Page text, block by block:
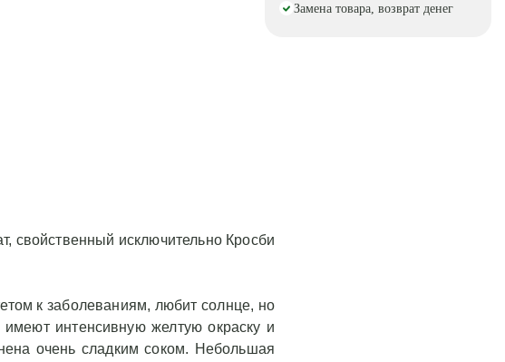
Замена товара, возврат денег
свойственный исключительно Кросби
к заболеваниям, любит солнце, но
интенсивную желтую окраску и
очень сладким соком. Небольшая